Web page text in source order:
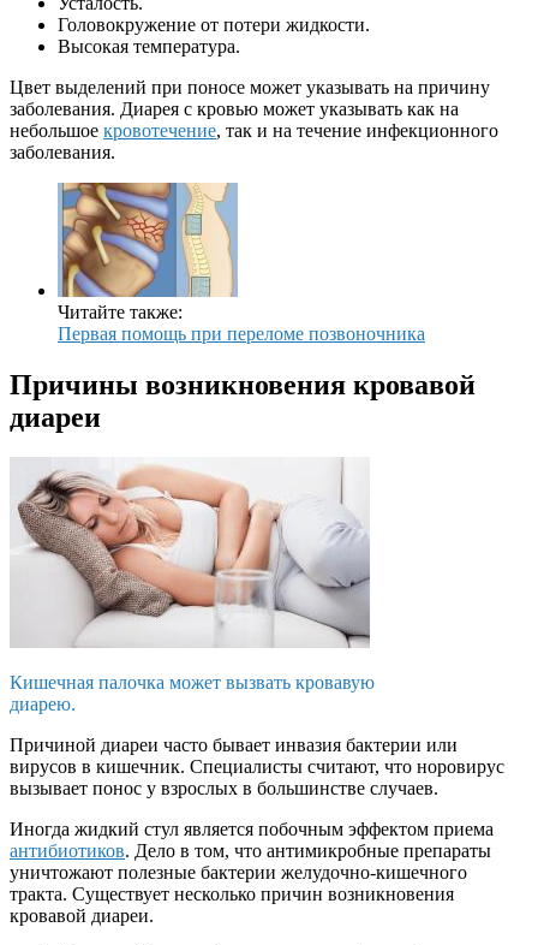
Головокружение от потери жидкости.
Высокая температура.
Цвет выделений при поносе может указывать на причину
заболевания. Диарея с кровью может указывать как на
небольшое кровотечение, так и на течение инфекционного
заболевания.
Читайте также:
Первая помощь при переломе позвоночника
Причины возникновения кровавой
диареи
Кишечная палочка может вызвать кровавую
диарею.
Причиной диареи часто бывает инвазия бактерии или
вирусов в кишечник. Специалисты считают, что норовирус
вызывает понос у взрослых в большинстве случаев.
Иногда жидкий стул является побочным эффектом приема
антибиотиков. Дело в том, что антимикробные препараты
уничтожают полезные бактерии желудочно-кишечного
тракта. Существует несколько причин возникновения
кровавой диареи.